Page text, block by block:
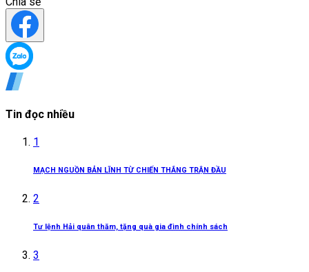
Tin đọc nhiều
1
MẠCH NGUỒN BẢN LĨNH TỪ CHIẾN THẮNG TRẬN ĐẦU
2
Tư lệnh Hải quân thăm, tặng quà gia đình chính sách
3